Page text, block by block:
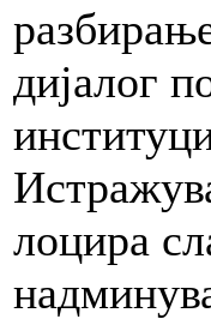
дијалог
лоцира